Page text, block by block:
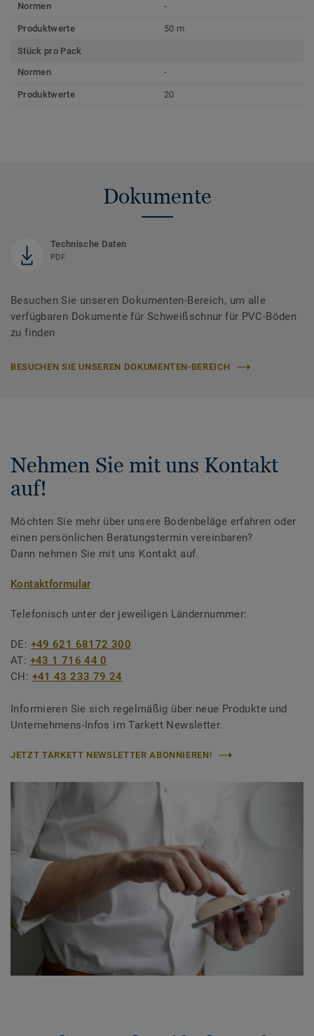
Normen
-
Produktwerte 50 m
Stück pro Pack
Normen
-
Produktwerte 20
Dokumente
Technische Daten
PDF
Besuchen Sie unseren Dokumenten-Bereich, um alle
verfügbaren Dokumente für Schweißschnur für PVC-Böden
zu finden
BESUCHEN SIE UNSEREN DOKUMENTEN-BEREICH
Nehmen Sie mit uns Kontakt
auf!
Möchten Sie mehr über unsere Bodenbeläge erfahren oder
einen persönlichen Beratungstermin vereinbaren?
Dann nehmen Sie mit uns Kontakt auf.
Kontaktformular
Telefonisch unter der jeweiligen Ländernummer:
DE: +49 621 68172 300
AT: +43 1 716 44 0
CH: +41 43 233 79 24
Informieren Sie sich regelmäßig über neue Produkte und
Unternehmens-Infos im Tarkett Newsletter.
JETZT TARKETT NEWSLETTER ABONNIEREN!